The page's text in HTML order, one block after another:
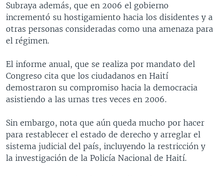
DEPORTIVO INTERNACIONAL
NOTA ECONÓMICA
ENTRETENIMIENTO
Idiomas
Subraya además, que en 2006 el gobierno
incrementó su hostigamiento hacia los disidentes y a
otras personas consideradas como una amenaza para
el régimen.
El informe anual, que se realiza por mandato del
Congreso cita que los ciudadanos en Haití
demostraron su compromiso hacia la democracia
asistiendo a las urnas tres veces en 2006.
Sin embargo, nota que aún queda mucho por hacer
para restablecer el estado de derecho y arreglar el
sistema judicial del país, incluyendo la restricción y
la investigación de la Policía Nacional de Haití.